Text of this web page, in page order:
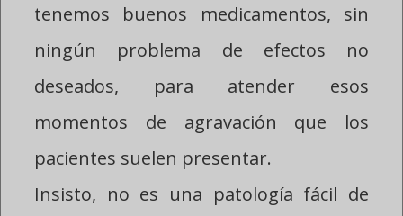
tenemos buenos medicamentos, sin
ningún problema de efectos no
deseados, para atender esos
momentos de agravación que los
pacientes suelen presentar.
Insisto, no es una patología fácil de